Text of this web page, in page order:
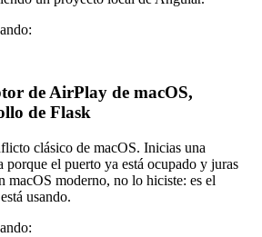
de AirPlay de macOS,
de Flask
clásico de macOS. Inicias una
el puerto ya está ocupado y juras
macOS moderno, no lo hiciste: es el
usando.